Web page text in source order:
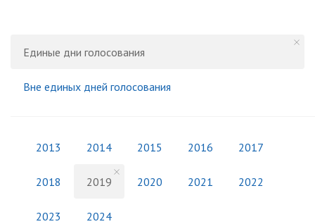
Единые дни голосования
Вне единых дней голосования
2013 2014 2015 2016 2017
2018 2019 2020 2021 2022
2023 2024